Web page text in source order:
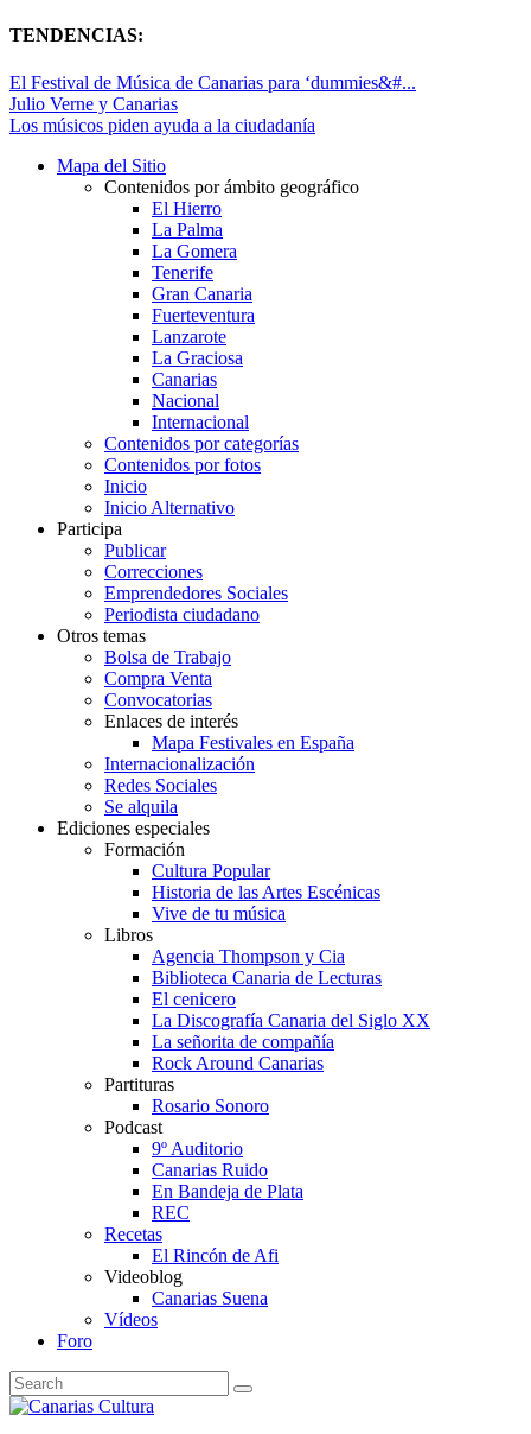
TENDENCIAS:
El Festival de Música de Canarias para ‘dummies&#...
Julio Verne y Canarias
Los músicos piden ayuda a la ciudadanía
Mapa del Sitio
Contenidos por ámbito geográfico
El Hierro
La Palma
La Gomera
Tenerife
Gran Canaria
Fuerteventura
Lanzarote
La Graciosa
Canarias
Nacional
Internacional
Contenidos por categorías
Contenidos por fotos
Inicio
Inicio Alternativo
Participa
Publicar
Correcciones
Emprendedores Sociales
Periodista ciudadano
Otros temas
Bolsa de Trabajo
Compra Venta
Convocatorias
Enlaces de interés
Mapa Festivales en España
Internacionalización
Redes Sociales
Se alquila
Ediciones especiales
Formación
Cultura Popular
Historia de las Artes Escénicas
Vive de tu música
Libros
Agencia Thompson y Cia
Biblioteca Canaria de Lecturas
El cenicero
La Discografía Canaria del Siglo XX
La señorita de compañía
Rock Around Canarias
Partituras
Rosario Sonoro
Podcast
9º Auditorio
Canarias Ruido
En Bandeja de Plata
REC
Recetas
El Rincón de Afi
Videoblog
Canarias Suena
Vídeos
Foro